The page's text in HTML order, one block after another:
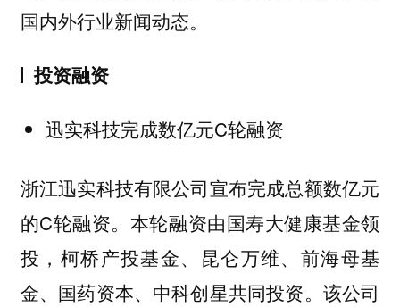
国内外行业新闻动态。
投资融资
迅实科技完成数亿元C轮融资
浙江迅实科技有限公司宣布完成总额数亿元
的C轮融资。本轮融资由国寿大健康基金领
投，柯桥产投基金、昆仑万维、前海母基
金、国药资本、中科创星共同投资。该公司